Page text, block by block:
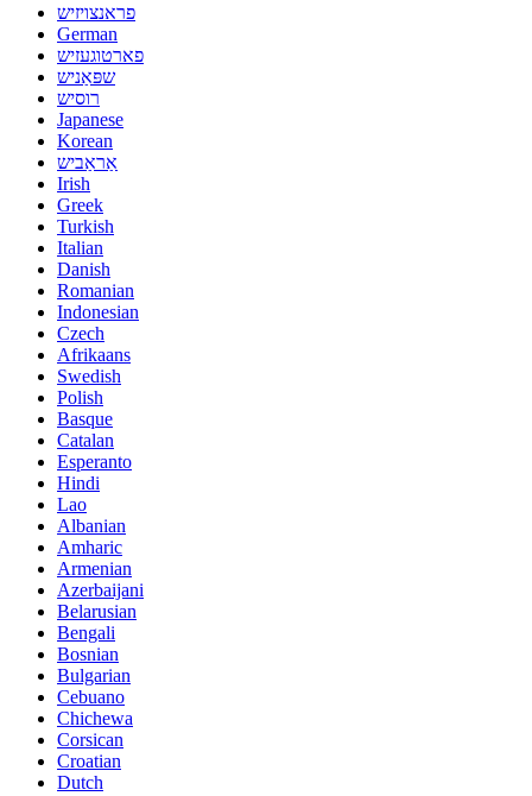
פראנצויזיש
German
פארטוגעזיש
שפּאַניש
רוסיש
Japanese
Korean
אַראַביש
Irish
Greek
Turkish
Italian
Danish
Romanian
Indonesian
Czech
Afrikaans
Swedish
Polish
Basque
Catalan
Esperanto
Hindi
Lao
Albanian
Amharic
Armenian
Azerbaijani
Belarusian
Bengali
Bosnian
Bulgarian
Cebuano
Chichewa
Corsican
Croatian
Dutch